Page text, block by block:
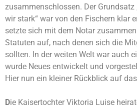
zusammenschlossen. Der
wir stark“ war von den Fischern klar
setzte sich mit dem Notar
Statuten auf, nach denen sich die
sollten. In der weiten Welt war auch
wurde Neues entwickelt und
Hier nun ein kleiner Rückblick auf
Die Kaisertochter Viktoria Luise